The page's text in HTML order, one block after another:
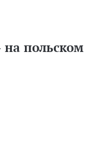
на польском